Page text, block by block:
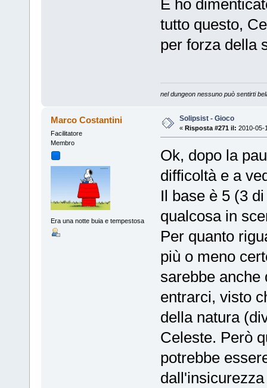
E ho
tutto questo,
per forza della
nel dungeon nessuno può sentirti
Marco Costantini
Facilitatore
Membro
Era una notte buia e tempestosa
Solipsist - Gioco
« Risposta #271 il: 2010-05-
Ok, dopo la
difficoltà e a
Il base è 5 (3
qualcosa in
Per quanto
più o meno
sarebbe anche
entrarci, visto
della natura
Celeste. Però
potrebbe